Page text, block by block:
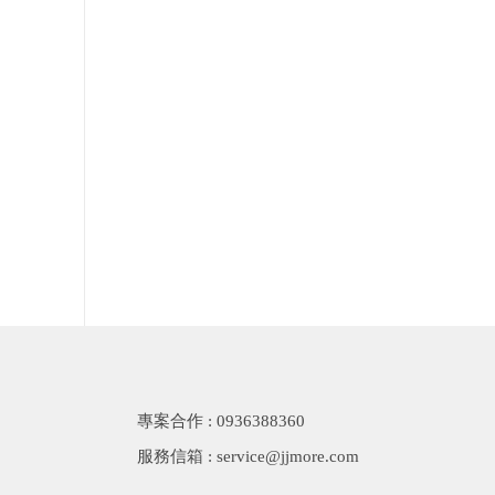
專案合作 : 0936388360
服務信箱 : service@jjmore.com